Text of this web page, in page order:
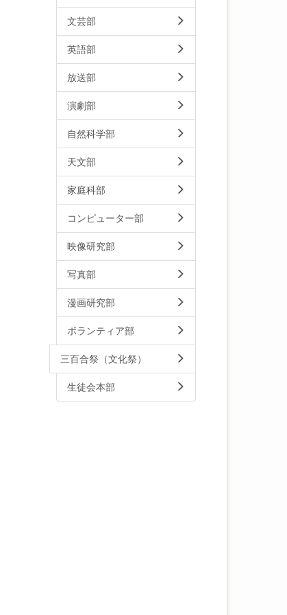
文芸部
英語部
放送部
演劇部
自然科学部
天文部
家庭科部
コンピューター部
映像研究部
写真部
漫画研究部
ボランティア部
三百合祭（文化祭）
生徒会本部